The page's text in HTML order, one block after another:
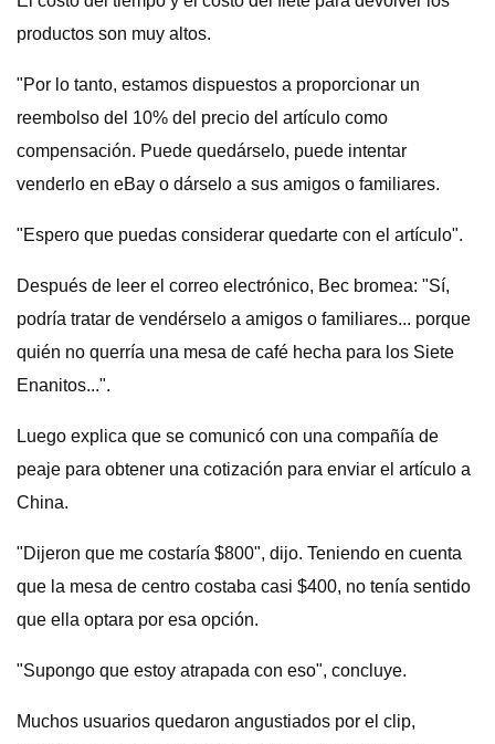
productos son muy altos.
"Por lo tanto, estamos dispuestos a proporcionar un
reembolso del 10% del precio del artículo como
compensación. Puede quedárselo, puede intentar
venderlo en eBay o dárselo a sus amigos o familiares.
"Espero que puedas considerar quedarte con el artículo".
Después de leer el correo electrónico, Bec bromea: "Sí,
podría tratar de vendérselo a amigos o familiares... porque
quién no querría una mesa de café hecha para los Siete
Enanitos...".
Luego explica que se comunicó con una compañía de
peaje para obtener una cotización para enviar el artículo a
China.
"Dijeron que me costaría $800", dijo. Teniendo en cuenta
que la mesa de centro costaba casi $400, no tenía sentido
que ella optara por esa opción.
"Supongo que estoy atrapada con eso", concluye.
Muchos usuarios quedaron angustiados por el clip,